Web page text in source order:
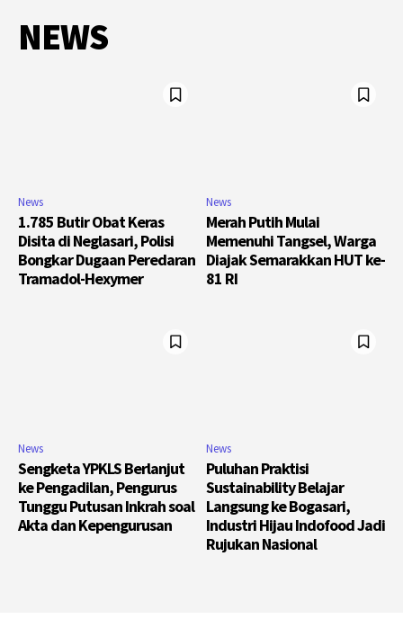
NEWS
News
1.785 Butir Obat Keras
Disita di Neglasari, Polisi
Bongkar Dugaan Peredaran
Tramadol-Hexymer
News
Merah Putih Mulai
Memenuhi Tangsel, Warga
Diajak Semarakkan HUT ke-
81 RI
News
Sengketa YPKLS Berlanjut
ke Pengadilan, Pengurus
Tunggu Putusan Inkrah soal
Akta dan Kepengurusan
News
Puluhan Praktisi
Sustainability Belajar
Langsung ke Bogasari,
Industri Hijau Indofood Jadi
Rujukan Nasional